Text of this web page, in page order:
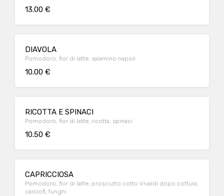
13.00 €
DIAVOLA
Pomodoro, fior di latte, salamino napoli
10.00 €
RICOTTA E SPINACI
Pomodoro, fior di latte, ricotta, spinaci
10.50 €
CAPRICCIOSA
Pomodoro, fior di latte, prosciutto cotto Vivaldi dopo cottura,
carciofi, funghi